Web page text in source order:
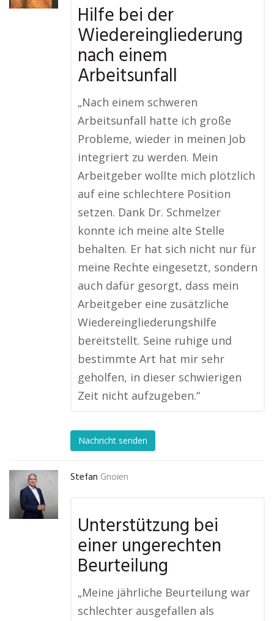
Hilfe bei der
Wiedereingliederung
nach einem
Arbeitsunfall
„Nach einem schweren
Arbeitsunfall hatte ich große
Probleme, wieder in meinen Job
integriert zu werden. Mein
Arbeitgeber wollte mich plötzlich
auf eine schlechtere Position
setzen. Dank Dr. Schmelzer
konnte ich meine alte Stelle
behalten. Er hat sich nicht nur für
meine Rechte eingesetzt, sondern
auch dafür gesorgt, dass mein
Arbeitgeber eine zusätzliche
Wiedereingliederungshilfe
bereitstellt. Seine ruhige und
bestimmte Art hat mir sehr
geholfen, in dieser schwierigen
Zeit nicht aufzugeben.“
Nachricht senden
Stefan Gnoien
Unterstützung bei
einer ungerechten
Beurteilung
„Meine jährliche Beurteilung war
schlechter ausgefallen als